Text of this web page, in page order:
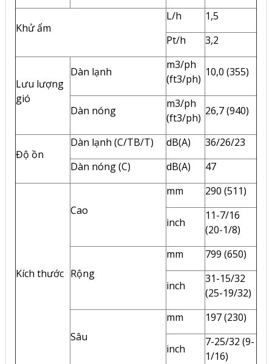
Khử ẩm
L/h
1,5
Pt/h
3,2
Lưu lượng
gió
Dàn lạnh
m3/ph
(ft3/ph)
10,0 (355)
Dàn nóng
m3/ph
(ft3/ph)
26,7 (940)
Độ ồn
Dàn lạnh (C/TB/T) dB(A)
36/26/23
Dàn nóng (C)
dB(A) 47
Kích thước
Cao
mm 290 (511)
inch
11-7/16
(20-1/8)
Rộng
mm 799 (650)
inch
31-15/32
(25-19/32)
Sâu
mm 197 (230)
inch
7-25/32 (9-
1/16)